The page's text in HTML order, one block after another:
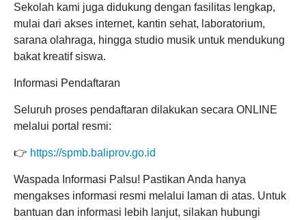
Sekolah kami juga didukung dengan fasilitas lengkap,
mulai dari akses internet, kantin sehat, laboratorium,
sarana olahraga, hingga studio musik untuk mendukung
bakat kreatif siswa.
Informasi Pendaftaran
Seluruh proses pendaftaran dilakukan secara ONLINE
melalui portal resmi:
👉 https://spmb.baliprov.go.id
Waspada Informasi Palsu! Pastikan Anda hanya
mengakses informasi resmi melalui laman di atas. Untuk
bantuan dan informasi lebih lanjut, silakan hubungi